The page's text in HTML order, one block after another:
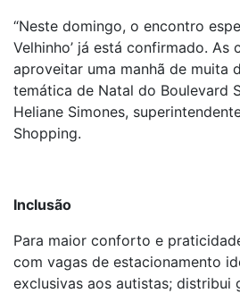
“Neste domingo, o encontro
Velhinho’ já está confirmado. As
aproveitar uma manhã de muita
temática de Natal do Boulevard
Heliane Simones,
Shopping.
Inclusão
Para maior conforto e
com vagas de estacionamento
exclusivas aos autistas; distribui